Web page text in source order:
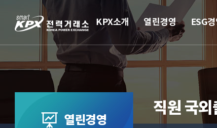
KPX소개 열린경영 ESG
열린경영
직원 국외